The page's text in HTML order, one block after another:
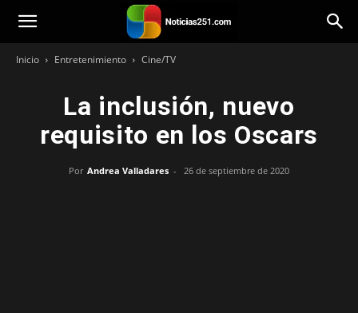
Noticias251
Inicio Entretenimiento Cine/TV
La inclusión, nuevo
requisito en los Oscars
Por Andrea Valladares - 26 de septiembre de 2020